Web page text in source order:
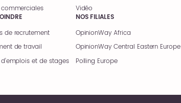
Vidéo
de recrutement
de travail
et de stages
NOS FILIALES
OpinionWay Africa
OpinionWay Central Eastern Europe
Polling Europe